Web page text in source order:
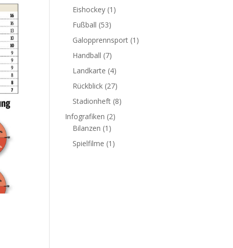
Eishockey (1)
Fußball (53)
Galopprennsport (1)
Handball (7)
Landkarte (4)
Rückblick (27)
Stadionheft (8)
Infografiken (2)
Bilanzen (1)
Spielfilme (1)